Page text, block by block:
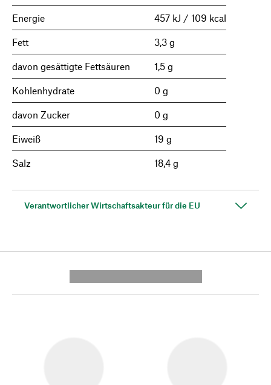
Energie 457 kJ / 109 kcal
Fett 3,3 g
davon gesättigte Fettsäuren 1,5 g
Kohlenhydrate 0 g
davon Zucker 0 g
Eiweiß 19 g
Salz 18,4 g
Verantwortlicher Wirtschaftsakteur für die EU